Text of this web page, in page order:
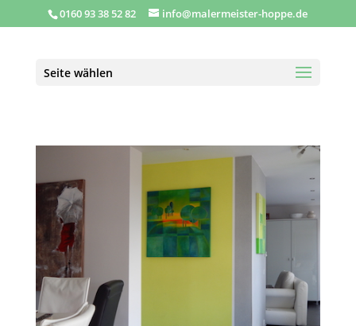
0160 93 38 52 82 info@malermeister-hoppe.de
Seite wählen